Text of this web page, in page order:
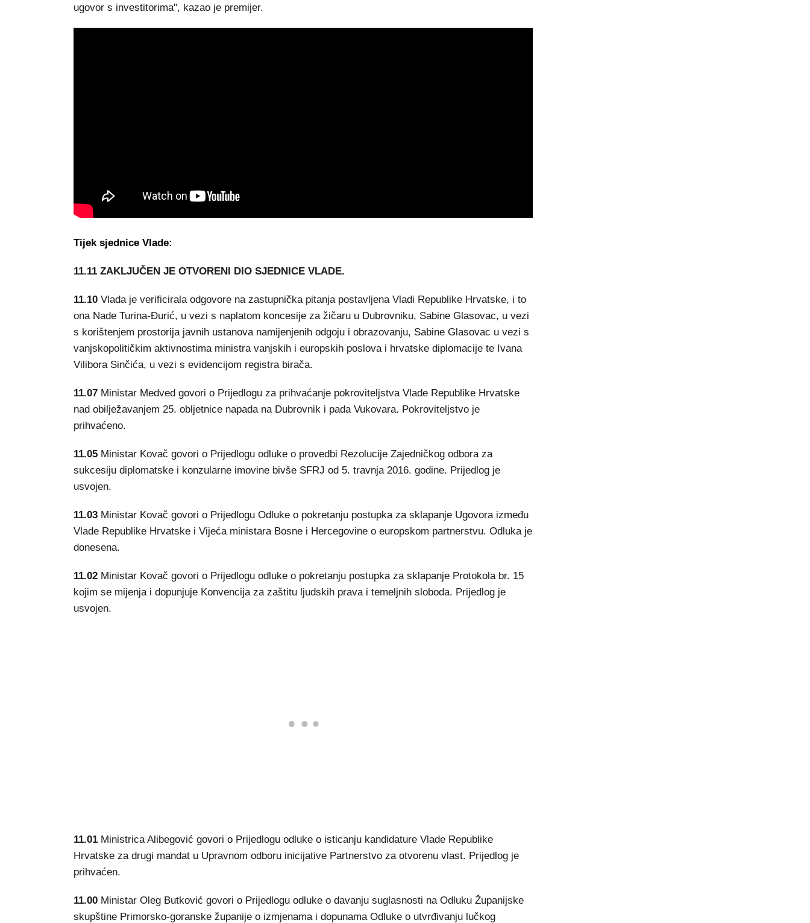
ugovor s investitorima", kazao je premijer.
Tijek sjednice Vlade:
11.11 ZAKLJUČEN JE OTVORENI DIO SJEDNICE VLADE.
11.10 Vlada je verificirala odgovore na zastupnička pitanja postavljena Vladi Republike Hrvatske, i to
ona Nade Turina-Đurić, u vezi s naplatom koncesije za žičaru u Dubrovniku, Sabine Glasovac, u vezi
s korištenjem prostorija javnih ustanova namijenjenih odgoju i obrazovanju, Sabine Glasovac u vezi s
vanjskopolitičkim aktivnostima ministra vanjskih i europskih poslova i hrvatske diplomacije te Ivana
Vilibora Sinčića, u vezi s evidencijom registra birača.
11.07 Ministar Medved govori o Prijedlogu za prihvaćanje pokroviteljstva Vlade Republike Hrvatske
nad obilježavanjem 25. obljetnice napada na Dubrovnik i pada Vukovara. Pokroviteljstvo je
prihvaćeno.
11.05 Ministar Kovač govori o Prijedlogu odluke o provedbi Rezolucije Zajedničkog odbora za
sukcesiju diplomatske i konzularne imovine bivše SFRJ od 5. travnja 2016. godine. Prijedlog je
usvojen.
11.03 Ministar Kovač govori o Prijedlogu Odluke o pokretanju postupka za sklapanje Ugovora između
Vlade Republike Hrvatske i Vijeća ministara Bosne i Hercegovine o europskom partnerstvu. Odluka je
donesena.
11.02 Ministar Kovač govori o Prijedlogu odluke o pokretanju postupka za sklapanje Protokola br. 15
kojim se mijenja i dopunjuje Konvencija za zaštitu ljudskih prava i temeljnih sloboda. Prijedlog je
usvojen.
11.01 Ministrica Alibegović govori o Prijedlogu odluke o isticanju kandidature Vlade Republike
Hrvatske za drugi mandat u Upravnom odboru inicijative Partnerstvo za otvorenu vlast. Prijedlog je
prihvaćen.
11.00 Ministar Oleg Butković govori o Prijedlogu odluke o davanju suglasnosti na Odluku Županijske
skupštine Primorsko-goranske županije o izmjenama i dopunama Odluke o utvrđivanju lučkog